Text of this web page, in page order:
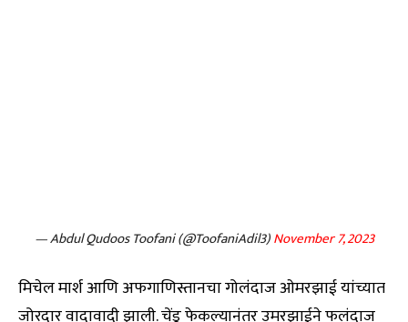
— Abdul Qudoos Toofani (@ToofaniAdil3)November 7, 2023
मिचेल मार्श आणि अफगाणिस्तानचा गोलंदाज ओमरझाई यांच्यात